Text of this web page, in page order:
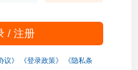
/ 注册
议》 《登录政策》
《隐私条